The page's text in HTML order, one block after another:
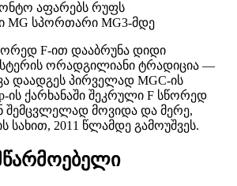
აფარებს რუფს
MG სპორთარი MG3-მდე
F-ით დააბრუნა დიდი
ორადგილიანი ტრადიცია —
დაადგეს პირველად MGC-ის
ის ქარხანაში შეკრული F სწორედ
შემცვლელად მოვიდა და მერე,
სახით, 2011 წლამდე გამოუშვეს.